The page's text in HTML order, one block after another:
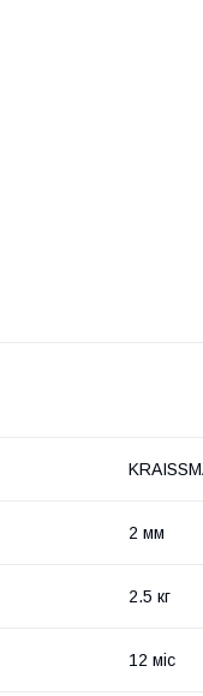
2 мм
2.5 кг
12 міс